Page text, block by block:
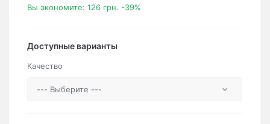
Вы экономите: 126 грн. -39%
Доступные варианты
Качество